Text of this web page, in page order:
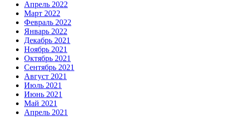
Апрель 2022
Март 2022
Февраль 2022
Январь 2022
Декабрь 2021
Ноябрь 2021
Октябрь 2021
Сентябрь 2021
Август 2021
Июль 2021
Июнь 2021
Май 2021
Апрель 2021